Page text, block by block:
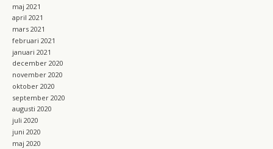
maj 2021
april 2021
mars 2021
februari 2021
januari 2021
december 2020
november 2020
oktober 2020
september 2020
augusti 2020
juli 2020
juni 2020
maj 2020